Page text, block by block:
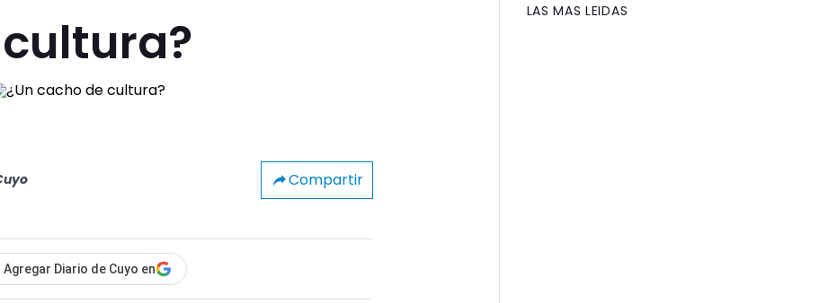
Compartir
Agregar Diario de Cuyo en
LAS MAS LEIDAS